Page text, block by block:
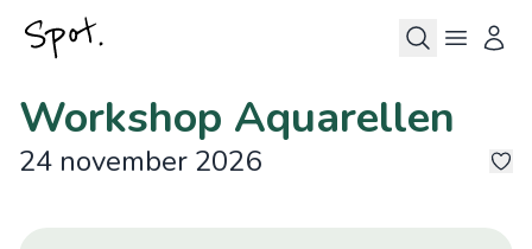
Workshop Aquarellen
24 november 2026